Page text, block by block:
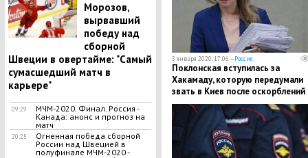
​Морозов,
вырвавший
победу над
сборной
Швеции в овертайме: "Самый
сумасшедший матч в
карьере"
09:29
МЧМ-2020. Финал. Россия -
Канада: анонс и прогноз на
матч
20:25
Огненная победа сборной
России над Швецией в
полуфинале МЧМ-2020 -
5 января 2020, 17:06 —Россия
Поклонская вступилась за
Хакамаду, которую передумали
звать в Киев после оскорблений
Чубарова